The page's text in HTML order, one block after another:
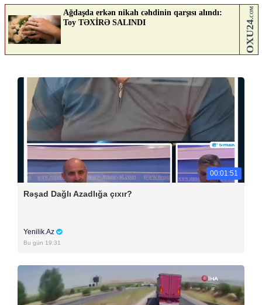
00:01:51
Rəşad Dağlı Azadlığa çıxır?
Yenilik.Az
Bu gün 19:31